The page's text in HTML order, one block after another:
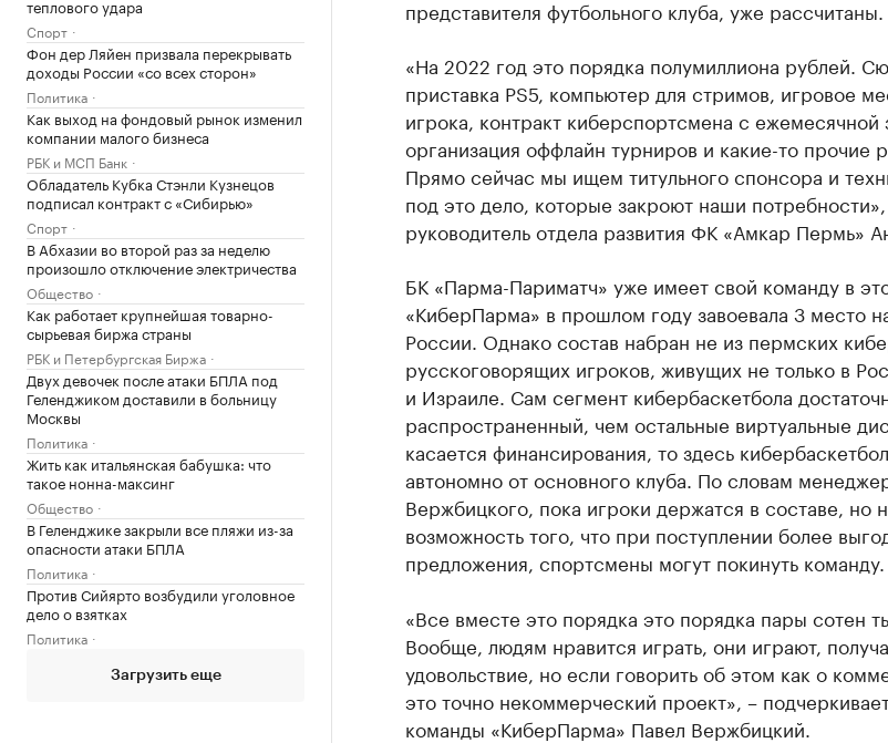
теплового удара
Спорт
Фон дер Ляйен призвала перекрывать
доходы России «со всех сторон»
Политика
Как выход на фондовый рынок изменил
компании малого бизнеса
РБК и МСП Банк
Обладатель Кубка Стэнли Кузнецов
подписал контракт с «Сибирью»
Спорт
В Абхазии во второй раз за неделю
произошло отключение электричества
Общество
Как работает крупнейшая товарно-
сырьевая биржа страны
РБК и Петербургская Биржа
Двух девочек после атаки БПЛА под
Геленджиком доставили в больницу
Москвы
Политика
Жить как итальянская бабушка: что
такое нонна-максинг
Общество
В Геленджике закрыли все пляжи из-за
опасности атаки БПЛА
Политика
Против Сийярто возбудили уголовное
дело о взятках
Политика
Загрузить еще
представителя футбольного клуба, уже рассчитаны.
«На 2022 год это порядка полумиллиона рублей.
приставка PS5, компьютер для стримов, игровое
игрока, контракт киберспортсмена с ежемесячной
организация оффлайн турниров и какие-то прочие
Прямо сейчас мы ищем титульного спонсора и
под это дело, которые закроют наши
руководитель отдела развития ФК «Амкар Пермь»
БК «Парма-Париматч» уже имеет свой команду в
«КиберПарма» в прошлом году завоевала 3 место
России. Однако состав набран не из пермских
русскоговорящих игроков, живущих не только в
и Израиле. Сам сегмент кибербаскетбола
распространенный, чем остальные виртуальные
касается финансирования, то здесь
автономно от основного клуба. По словам
Вержбицкого, пока игроки держатся в составе, но
возможность того, что при поступлении более
предложения, спортсмены могут покинуть команду.
«Все вместе это порядка это порядка пары сотен
Вообще, людям нравится играть, они играют,
удовольствие, но если говорить об этом как о
это точно некоммерческий проект», –
команды «КиберПарма» Павел Вержбицкий.